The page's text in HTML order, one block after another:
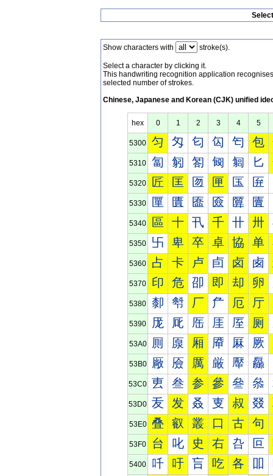
Show characters with stroke(s).
Select a character by clicking it.
This handwriting recognition application
selected number of strokes.
Chinese, Japanese and Korean (CJK) unified
hex 0 1 2 3 4 5
5300 匀 匁 匂 匃 匄 包
5310 匐 匑 匒 匓 匔 匕
5320 匠 匡 匢 匣 匤 匥
5330 匰 匱 匲 匳 匴 匵
5340 區 十 卂 千 卄 卅
5350 卐 卑 卒 卓 協 单
5360 占 卡 卢 卣 卤 卥
5370 印 危 卲 即 却 卵
5380 厀 厁 厂 厃 厄 厅
5390 厐 厑 厒 厓 厔 厕
53A0 厠 厡 厢 厣 厤 厥
53B0 厰 厱 厲 厳 厴 厵
53C0 叀 叁 参 參 叄 叅
53D0 叐 发 叒 叓 叔 叕
53E0 叠 叡 叢 口 古 句
53F0 台 叱 史 右 叴 叵
5400 吀 吁 吂 吃 各 吅